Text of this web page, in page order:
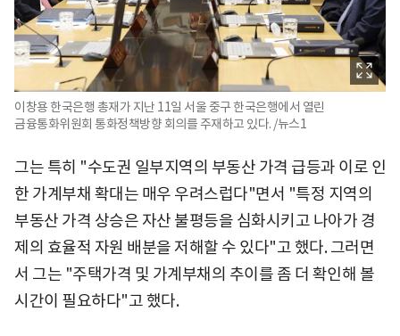
이창용 한국은행 총재가 지난 11일 서울 중구 한국은행에서 열린
금융통화위원회 통화정책방향 회의를 주재하고 있다. /뉴스1
그는 특히 "수도권 일부지역의 부동산 가격 급등과 이로 인
한 가계부채 확대는 매우 우려스럽다"면서 "특정 지역의
부동산 가격 상승은 자산 불평등을 심화시키고 나아가 경
제의 효율적 자원 배분을 저해할 수 있다"고 했다. 그러면
서 그는 "주택가격 및 가계부채의 추이를 좀 더 확인해 볼
시간이 필요하다"고 했다.